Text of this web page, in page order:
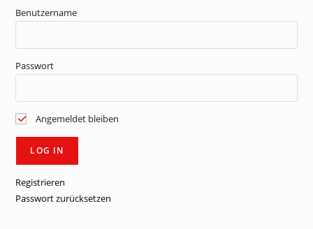
Benutzername
Passwort
Angemeldet bleiben
Registrieren
Passwort zurücksetzen